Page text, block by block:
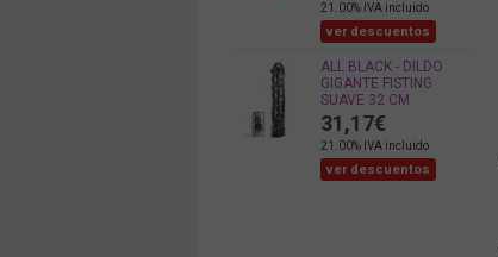
21.00% IVA incluido
ver descuentos
ALL BLACK - DILDO
GIGANTE FISTING
SUAVE 32 CM
31,17€
21.00% IVA incluido
ver descuentos